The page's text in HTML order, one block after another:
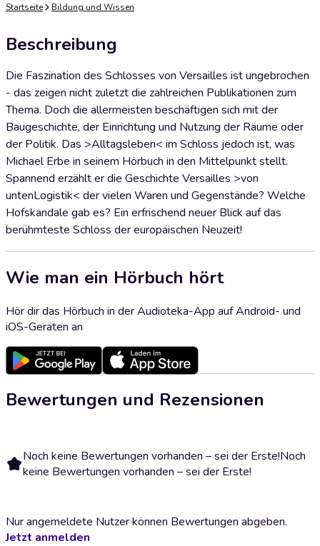
Startseite Bildung und Wissen
Beschreibung
Die Faszination des Schlosses von Versailles ist ungebrochen
- das zeigen nicht zuletzt die zahlreichen Publikationen zum
Thema. Doch die allermeisten beschäftigen sich mit der
Baugeschichte, der Einrichtung und Nutzung der Räume oder
der Politik. Das >Alltagsleben< im Schloss jedoch ist, was
Michael Erbe in seinem Hörbuch in den Mittelpunkt stellt.
Spannend erzählt er die Geschichte Versailles >von
untenLogistik< der vielen Waren und Gegenstände? Welche
Hofskandale gab es? Ein erfrischend neuer Blick auf das
berühmteste Schloss der europäischen Neuzeit!
Wie man ein Hörbuch hört
Hör dir das Hörbuch in der Audioteka-App auf Android- und
iOS-Geräten an
Bewertungen und Rezensionen
Noch keine Bewertungen vorhanden – sei der Erste!Noch
keine Bewertungen vorhanden – sei der Erste!
Nur angemeldete Nutzer können Bewertungen abgeben.
Jetzt anmelden